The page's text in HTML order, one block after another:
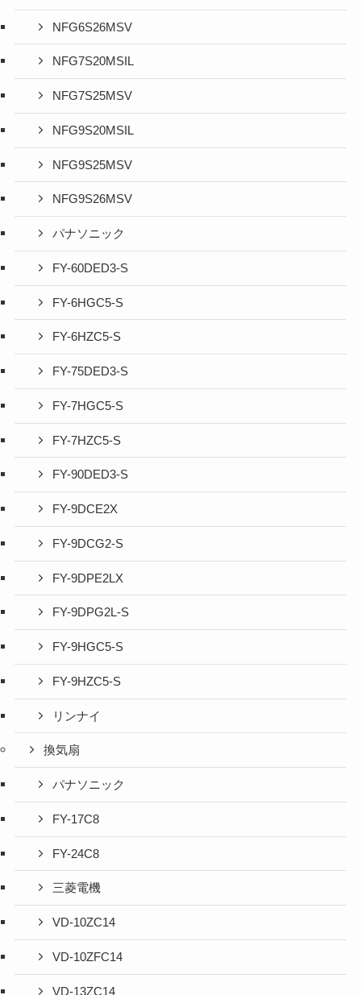
NFG6S26MSV
NFG7S20MSIL
NFG7S25MSV
NFG9S20MSIL
NFG9S25MSV
NFG9S26MSV
パナソニック
FY-60DED3-S
FY-6HGC5-S
FY-6HZC5-S
FY-75DED3-S
FY-7HGC5-S
FY-7HZC5-S
FY-90DED3-S
FY-9DCE2X
FY-9DCG2-S
FY-9DPE2LX
FY-9DPG2L-S
FY-9HGC5-S
FY-9HZC5-S
リンナイ
換気扇
パナソニック
FY-17C8
FY-24C8
三菱電機
VD-10ZC14
VD-10ZFC14
VD-13ZC14